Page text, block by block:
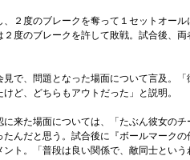
２度のブレークを奪って１セットオー
度のブレークを許して敗戦。試合後、
で、問題となった場面について言及。
ど、どちらもアウトだった」と説明。
来た場面については、「たぶん彼女の
んだと思う。試合後に『ボールマーク
ト。「普段は良い関係で、敵同士とい